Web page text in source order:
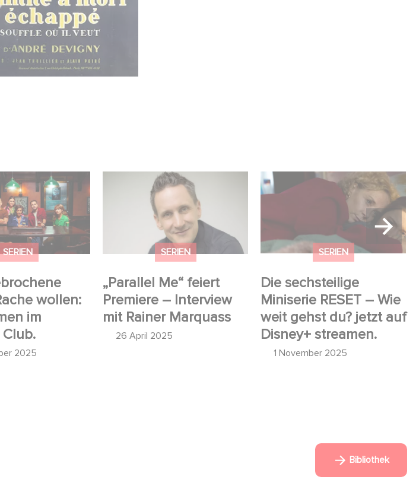
SERIEN
wollen:
im
Club.
2025
Herzen
Willkommen
Club.
SERIEN
„Parallel Me“ feiert
Premiere – Interview
mit Rainer Marquass
26 April 2025
„Parallel Me“ feiert Premiere
– Interview mit Rainer
Marquass
SERIEN
Die sechsteilige
Miniserie RESET – Wie
weit gehst du? jetzt auf
Disney+ streamen.
1 November 2025
Die sechsteilige Miniserie
RESET – Wie weit gehst
du? jetzt auf Disney+
streamen.
Bibliothek